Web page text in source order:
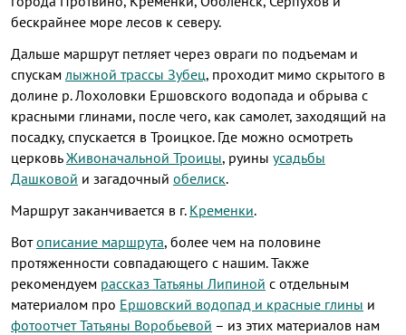
бескрайнее море лесов к северу.
Дальше маршрут петляет через овраги по подъемам и
спускам лыжной трассы Зубец, проходит мимо скрытого в
долине р. Лохоловки Ершовского водопада и обрыва с
красными глинами, после чего, как самолет, заходящий на
посадку, спускается в Троицкое. Где можно осмотреть
церковьЖивоначальной Троицы, руины усадьбы
Дашковой и загадочный обелиск.
Маршрут заканчивается в г. Кременки.
Вотописание маршрута, более чем на половине
протяженности совпадающего с нашим. Также
рекомендуем рассказ Татьяны Липиной с отдельным
материалом про Ершовский водопад и красные глины и
фотоотчет Татьяны Воробьевой – из этих материалов нам